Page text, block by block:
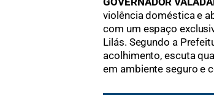
violência doméstica e
com um espaço
Lilás. Segundo a
acolhimento, escuta
em ambiente seguro e